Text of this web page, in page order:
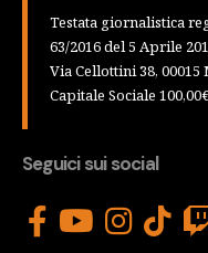
Testata giornalistica
63/2016 del 5 Aprile
Via Cellottini 38, 00015
Capitale Sociale
Seguici sui social